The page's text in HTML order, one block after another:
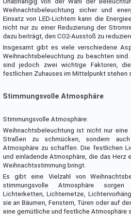
Weihnachtsbeleuchtung sicher und
Einsatz von LED-Lichtern kann die
nicht nur zu einer Reduzierung der
dazu beiträgt, den CO2-Ausstoß zu
Insgesamt gibt es viele verschiedene
Weihnachtsbeleuchtung zu beachten
sind jedoch zwei wichtige Faktoren,
festlichen Zuhauses im Mittelpunkt stehen
Stimmungsvolle Atmosphäre
Stimmungsvolle Atmosphäre:
Weihnachtsbeleuchtung ist nicht nur eine
Straßen zu schmücken, sondern
Atmosphäre zu schaffen. Die festlichen
und einladende Atmosphäre, die das Herz
Weihnachtsstimmung bringt.
Es gibt eine Vielzahl von
stimmungsvolle Atmosphäre
Lichterketten, Lichternetze,
sie an Bäumen, Fenstern, Türen oder auf
eine gemütliche und festliche Atmosphäre